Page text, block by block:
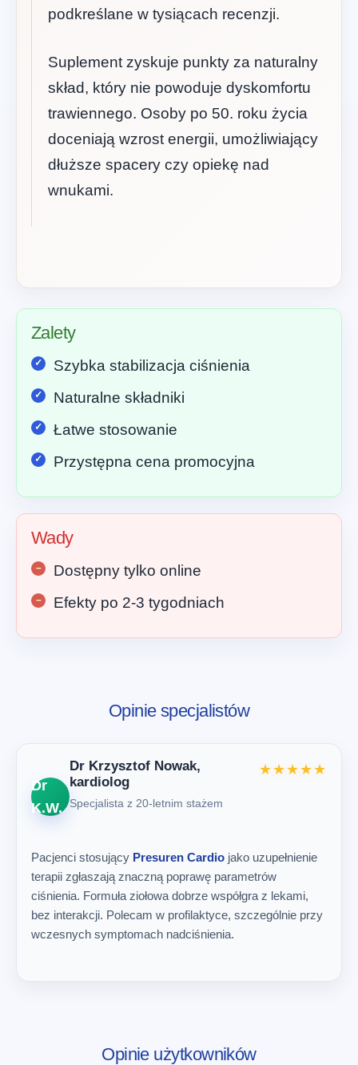
podkreślane w tysiącach recenzji.
Suplement zyskuje punkty za naturalny
skład, który nie powoduje dyskomfortu
trawiennego. Osoby po 50. roku życia
doceniają wzrost energii, umożliwiający
dłuższe spacery czy opiekę nad
wnukami.
Zalety
Szybka stabilizacja ciśnienia
Naturalne składniki
Łatwe stosowanie
Przystępna cena promocyjna
Wady
Dostępny tylko online
Efekty po 2-3 tygodniach
Opinie specjalistów
Dr
K.W.
Dr Krzysztof Nowak,
kardiolog
Specjalista z 20-letnim stażem
★★★★★
Pacjenci stosujący Presuren Cardio jako uzupełnienie
terapii zgłaszają znaczną poprawę parametrów
ciśnienia. Formuła ziołowa dobrze współgra z lekami,
bez interakcji. Polecam w profilaktyce, szczególnie przy
wczesnych symptomach nadciśnienia.
Opinie użytkowników